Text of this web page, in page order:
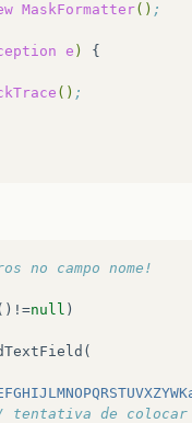
MaskFormatter() ;
e ) {
() ;
no campo nome!
! =null )
(
tentativa de colocar